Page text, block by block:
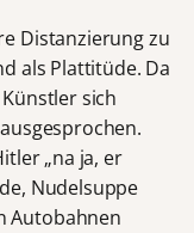
Distanzierung zu
als Plattitüde. Da
sich
„na ja, er
Nudelsuppe
Autobahnen